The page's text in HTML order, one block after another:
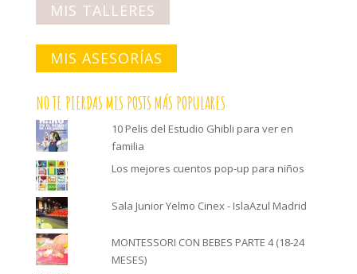
MIS TALLERES
MIS ASESORÍAS
NO TE PIERDAS MIS POSTS MÁS POPULARES
10 Pelis del Estudio Ghibli para ver en
familia
Los mejores cuentos pop-up para niños
Sala Junior Yelmo Cinex - IslaAzul Madrid
MONTESSORI CON BEBES PARTE 4 (18-24
MESES)